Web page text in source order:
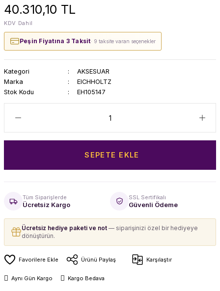
40.310,10 TL
KDV Dahil
Peşin Fiyatına 3 Taksit· 9 taksite varan seçenekler
Kategori
AKSESUAR
Marka
EICHHOLTZ
Stok Kodu
EH105147
SEPETE EKLE
Tüm Siparişlerde
Ücretsiz Kargo
SSL Sertifikalı
Güvenli Ödeme
Ücretsiz hediye paketi ve not — siparişinizi özel bir hediyeye
dönüştürün.
Ürünü Paylaş Karşılaştır
Aynı Gün Kargo Kargo Bedava